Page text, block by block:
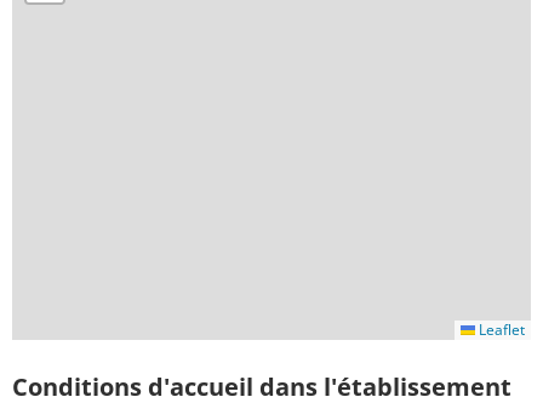
Leaflet
Conditions d'accueil dans l'établissement